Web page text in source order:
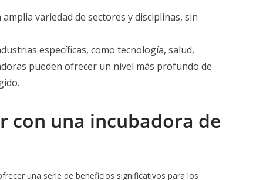
variedad de sectores y disciplinas, sin
específicas, como tecnología, salud,
pueden ofrecer un nivel más profundo de
con una incubadora de
una serie de beneficios significativos para los